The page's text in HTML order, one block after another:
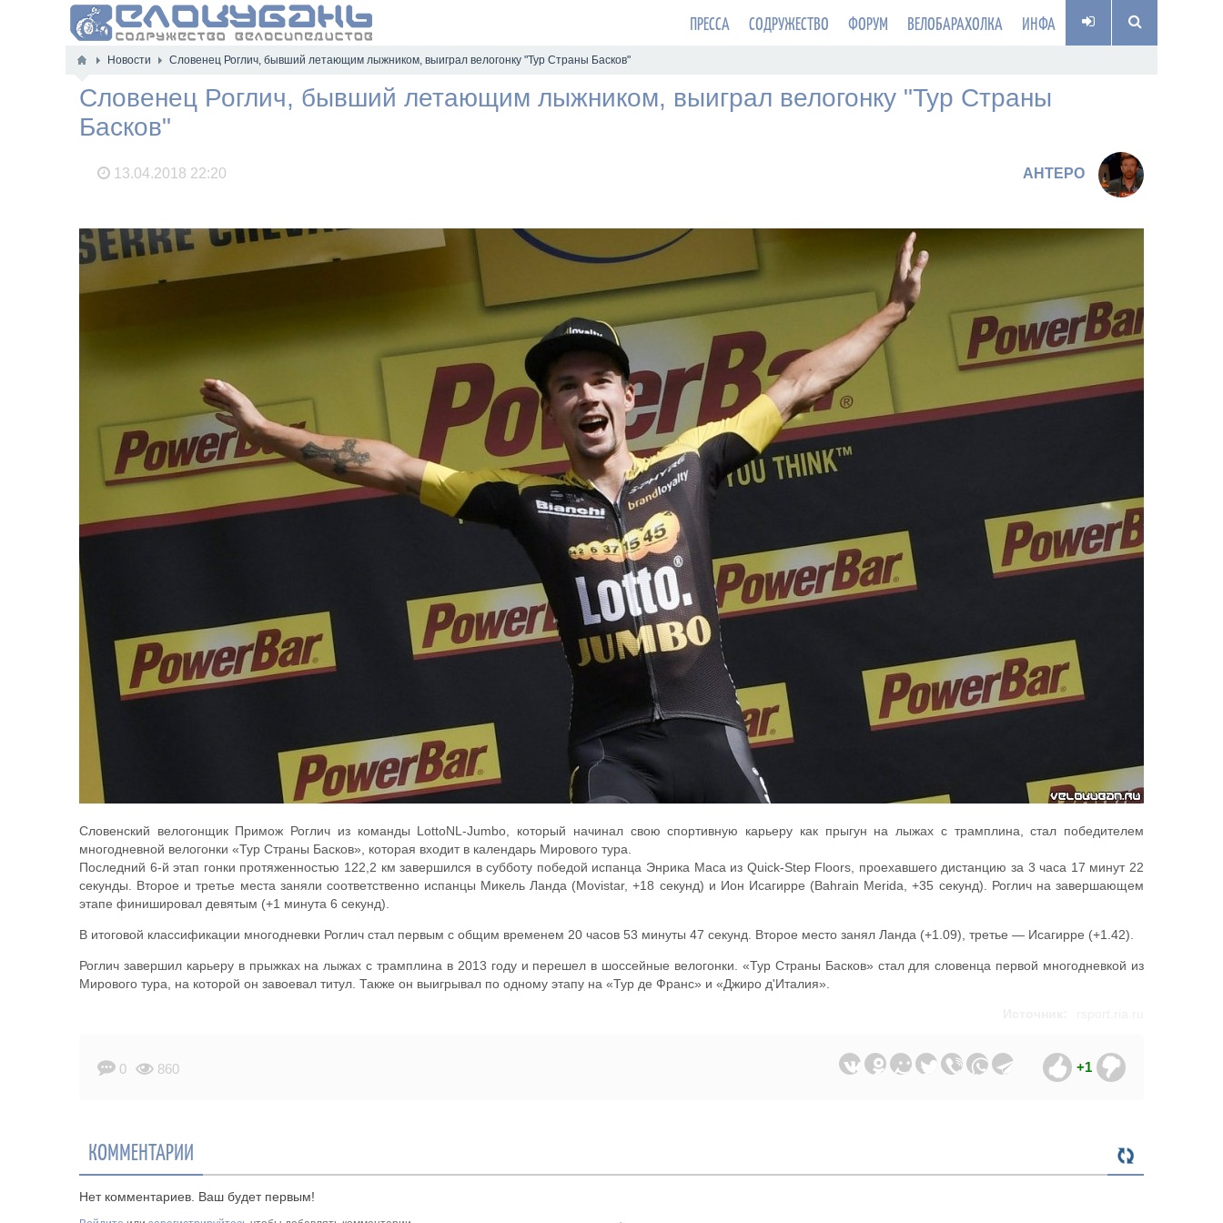
ПРЕССА СОДРУЖЕСТВО ФОРУМ ВЕЛОБАРАХОЛКА ИНФА
Новости Словенец Роглич, бывший летающим лыжником, выиграл велогонку "Тур Страны Басков"
Словенец Роглич, бывший летающим лыжником, выиграл велогонку "Тур Страны
Басков"
13.04.2018 22:20 AHTEPO
Словенский велогонщик Примож Роглич из команды LottoNL-Jumbo, который начинал свою спортивную карьеру как прыгун на лыжах с трамплина, стал победителем
многодневной велогонки «Тур Страны Басков», которая входит в календарь Мирового тура.
Последний 6-й этап гонки протяженностью 122,2 км завершился в субботу победой испанца Энрика Маса из Quick-Step Floors, проехавшего дистанцию за 3 часа 17 минут 22
секунды. Второе и третье места заняли соответственно испанцы Микель Ланда (Movistar, +18 секунд) и Ион Исагирре (Bahrain Merida, +35 секунд). Роглич на завершающем
этапе финишировал девятым (+1 минута 6 секунд).
В итоговой классификации многодневки Роглич стал первым с общим временем 20 часов 53 минуты 47 секунд. Второе место занял Ланда (+1.09), третье — Исагирре (+1.42).
Роглич завершил карьеру в прыжках на лыжах с трамплина в 2013 году и перешел в шоссейные велогонки. «Тур Страны Басков» стал для словенца первой многодневкой из
Мирового тура, на которой он завоевал титул. Также он выигрывал по одному этапу на «Тур де Франс» и «Джиро д'Италия».
0 860 +1
КОММЕНТАРИИ
Нет комментариев. Ваш будет первым!